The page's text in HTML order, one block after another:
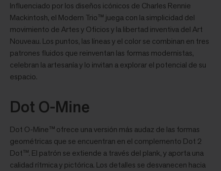
Influenciado por los diseños icónicos de Charles Rennie
Mackintosh, el Modern Trio™ juega con la simplicidad del
movimiento de Artes y Oficios y la libertad inventiva del Art
Nouveau. Los puntos, las líneas y el color se combinan en tres
patrones fluidos que reinventan las formas modernistas,
celebran la artesanía y lo invitan a explorar el potencial de su
espacio.
Dot O-Mine
Dot O-Mine™ ofrece una versión más audaz de las formas
geométricas que se encuentran en el complemento Dot 2
Dot™. El patrón se extiende a través del plank, y aporta una
calidad rítmica y pictórica. Los detalles se desvanecen hacia